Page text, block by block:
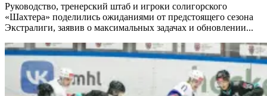
Руководство, тренерский штаб и игроки солигорского
«Шахтера» поделились ожиданиями от предстоящего сезона
Экстралиги, заявив о максимальных задачах и обновлении...